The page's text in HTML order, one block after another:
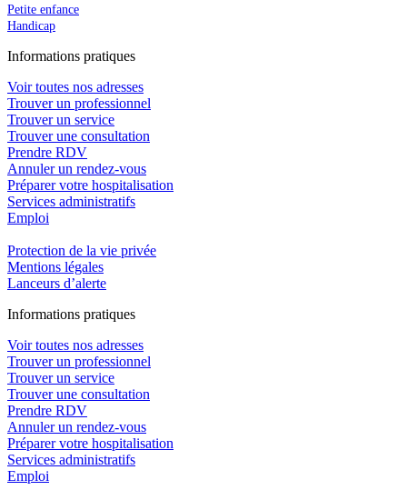
Petite enfance
Handicap
Informations pratiques
Voir toutes nos adresses
Trouver un professionnel
Trouver un service
Trouver une consultation
Prendre RDV
Annuler un rendez-vous
Préparer votre hospitalisation
Services administratifs
Emploi​
Protection de la vie privée
Mentions légales
Lanceurs d’alerte
Informations pratiques
Voir toutes nos adresses
Trouver un professionnel
Trouver un service
Trouver une consultation
Prendre RDV
Annuler un rendez-vous
Préparer votre hospitalisation
Services administratifs
Emploi​